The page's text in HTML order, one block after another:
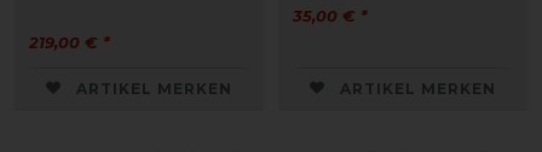
219,00 € *
ARTIKEL MERKEN
35,00 € *
ARTIKEL MERKEN